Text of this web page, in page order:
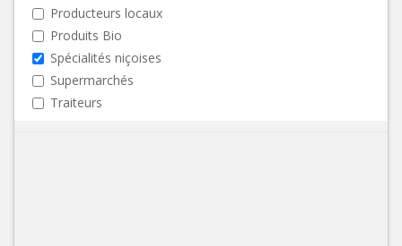
Producteurs locaux
Produits Bio
Spécialités niçoises
Supermarchés
Traiteurs